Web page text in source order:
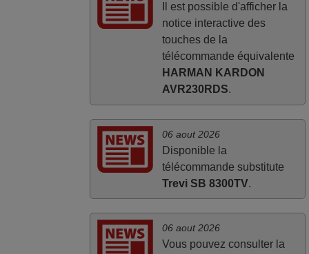
Super Service Il est possible d'afficher la
notice interactive des
touches de la
télécommande équivalente
HARMAN KARDON
AVR230RDS.
06 aout 2026
Disponible la
télécommande substitute
Trevi SB 8300TV.
06 aout 2026
Vous pouvez consulter la